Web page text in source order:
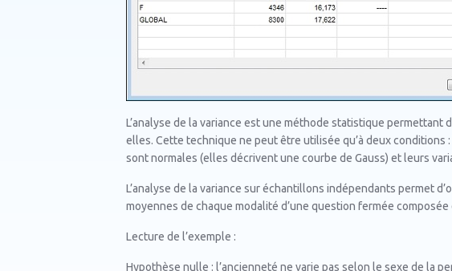
L’analyse de la variance est une méthode statistique permettant
elles. Cette technique ne peut être utilisée qu’à deux conditions
sont normales (elles décrivent une courbe de Gauss) et leurs
L’analyse de la variance sur échantillons indépendants permet
moyennes de chaque modalité d’une question fermée
Lecture de l’exemple :
Hypothèse nulle : l’ancienneté ne varie pas selon le sexe de la